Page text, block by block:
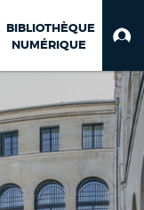
BIBLIOTHÈQUE
NUMÉRIQUE